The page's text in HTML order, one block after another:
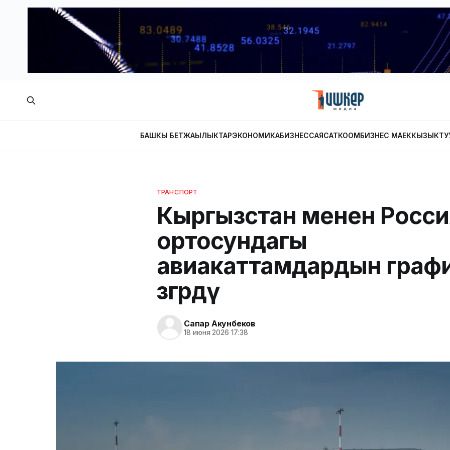
БАШКЫ БЕТЖАҢЫЛЫКТАРЭКОНОМИКАБИЗНЕССАЯСАТКООМБИЗНЕС МАЕК
ТРАНСПОРТ
Кыргызстан менен
ортосундагы
авиакаттамдардын
өзгөрдү
Сапар Акунбеков
18 июня 2026 17:38